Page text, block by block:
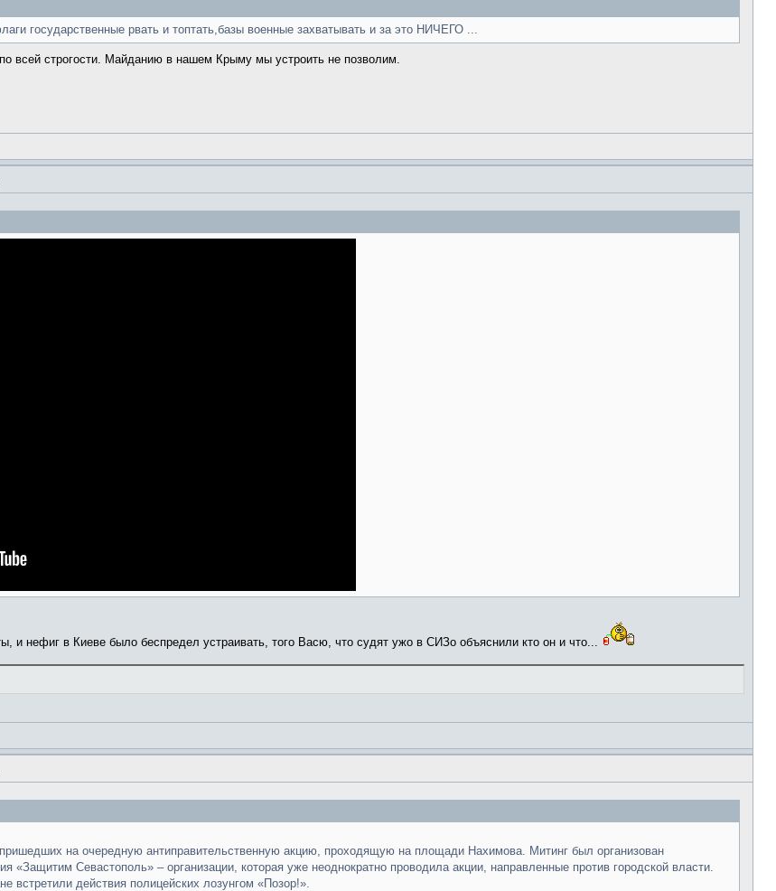
государственные рвать и топтать,базы военные захватывать и за это НИЧЕГО ...
всей строгости. Майданию в нашем Крыму мы устроить не позволим.
и нефиг в Киеве было беспредел устраивать, того Васю, что судят ужо в СИЗо объяснили кто он и что...
пришедших на очередную антиправительственную акцию, проходящую на площади Нахимова. Митинг был организован
«Защитим Севастополь» – организации, которая уже неоднократно проводила акции, направленные против городской власти.
встретили действия полицейских лозунгом «Позор!».